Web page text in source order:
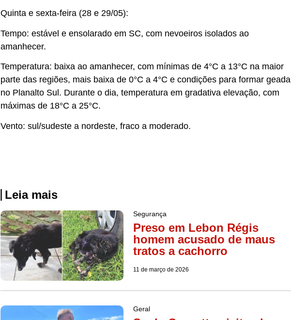
Quinta e sexta-feira (28 e 29/05):
Tempo: estável e ensolarado em SC, com nevoeiros isolados ao
amanhecer.
Temperatura: baixa ao amanhecer, com mínimas de 4°C a 13°C na maior
parte das regiões, mais baixa de 0°C a 4°C e condições para formar geada
no Planalto Sul. Durante o dia, temperatura em gradativa elevação, com
máximas de 18°C a 25°C.
Vento: sul/sudeste a nordeste, fraco a moderado.
Leia mais
Segurança
Preso em Lebon Régis
homem acusado de maus
tratos a cachorro
11 de março de 2026
Geral